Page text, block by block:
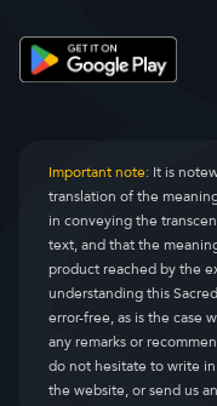
Important note:It is
translation of the
in conveying the
text, and that the
product reached by the
understanding this
error-free, as is the case
any remarks or
do not hesitate to write
the website, or send us